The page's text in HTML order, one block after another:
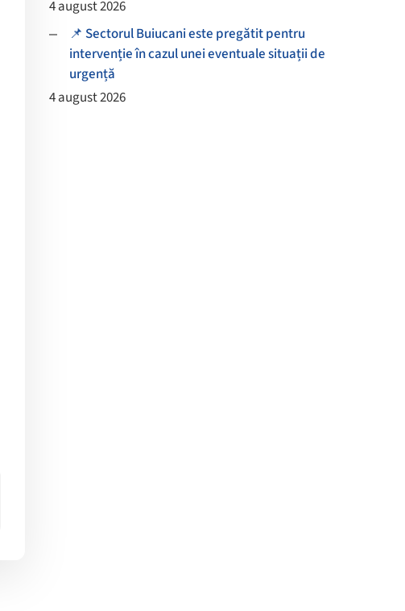
4 august 2026
📌 Sectorul Buiucani este pregătit pentru
intervenție în cazul unei eventuale situații de
urgență
4 august 2026